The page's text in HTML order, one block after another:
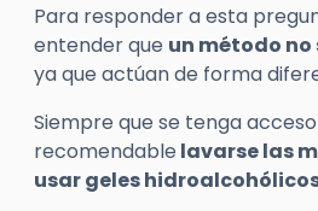
Para responder a esta
entender que un método
ya que actúan de forma
Siempre que se tenga
recomendable lavarse las
usar geles